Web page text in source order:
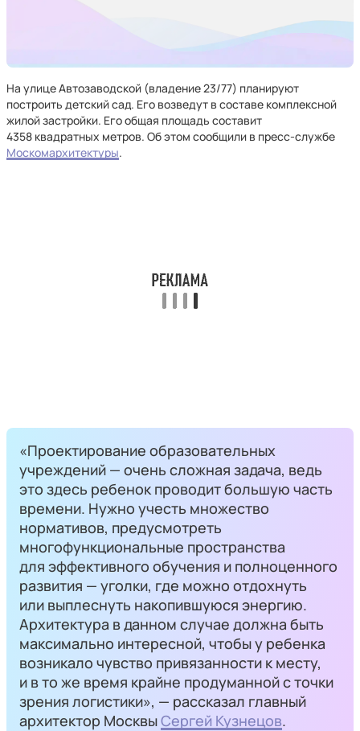
На улице Автозаводской (владение 23/77) планируют
построить детский сад. Его возведут в составе комплексной
жилой застройки. Его общая площадь составит
4358 квадратных метров. Об этом сообщили в пресс-службе
Москомархитектуры.
«Проектирование образовательных
учреждений — очень сложная задача, ведь
это здесь ребенок проводит большую часть
времени. Нужно учесть множество
нормативов, предусмотреть
многофункциональные пространства
для эффективного обучения и полноценного
развития — уголки, где можно отдохнуть
или выплеснуть накопившуюся энергию.
Архитектура в данном случае должна быть
максимально интересной, чтобы у ребенка
возникало чувство привязанности к месту,
и в то же время крайне продуманной с точки
зрения логистики», — рассказал главный
архитектор МосквыСергей Кузнецов.